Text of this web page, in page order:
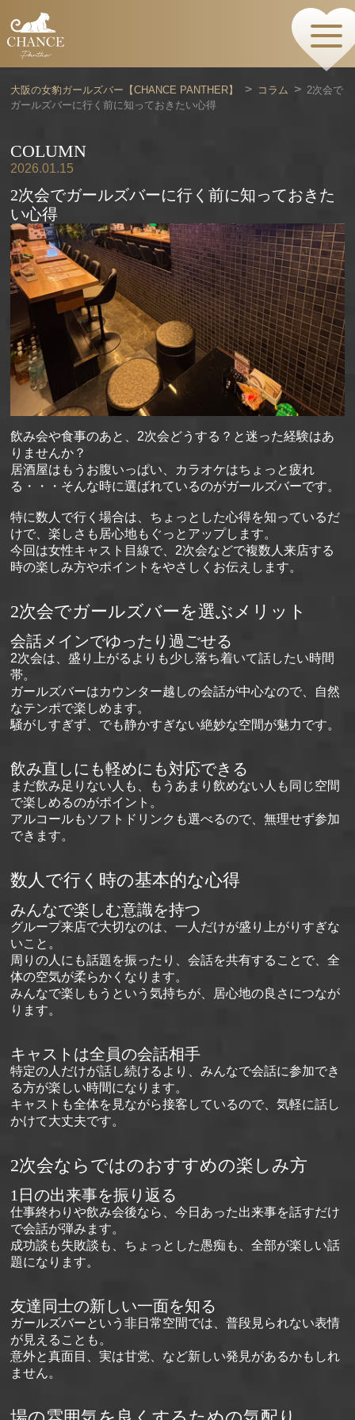
コンセプト
GIRLS
MENU
メニュー・料金
EVENTS
イベント情報
SHOP
店舗情報・よくある質問
VISITORS TO JAPAN
外国人観光客向け
RECRUIT
採用情報
大阪の女豹ガールズバー【CHANCE PANTHER】 コラム
2次会で
ガールズバーに行く前に知っておきたい心得
COLUMN
2026.01.15
2次会でガールズバーに行く前に知っておきた
い心得
飲み会や食事のあと、2次会どうする？と迷った経験はあ
りませんか？
居酒屋はもうお腹いっぱい、カラオケはちょっと疲れ
る・・・そんな時に選ばれているのがガールズバーです。
特に数人で行く場合は、ちょっとした心得を知っているだ
けで、楽しさも居心地もぐっとアップします。
今回は女性キャスト目線で、2次会などで複数人来店する
時の楽しみ方やポイントをやさしくお伝えします。
2次会でガールズバーを選ぶメリット
会話メインでゆったり過ごせる
2次会は、盛り上がるよりも少し落ち着いて話したい時間
帯。
ガールズバーはカウンター越しの会話が中心なので、自然
なテンポで楽しめます。
騒がしすぎず、でも静かすぎない絶妙な空間が魅力です。
飲み直しにも軽めにも対応できる
まだ飲み足りない人も、もうあまり飲めない人も同じ空間
で楽しめるのがポイント。
アルコールもソフトドリンクも選べるので、無理せず参加
できます。
数人で行く時の基本的な心得
みんなで楽しむ意識を持つ
グループ来店で大切なのは、一人だけが盛り上がりすぎな
いこと。
周りの人にも話題を振ったり、会話を共有することで、全
体の空気が柔らかくなります。
みんなで楽しもうという気持ちが、居心地の良さにつなが
ります。
キャストは全員の会話相手
特定の人だけが話し続けるより、みんなで会話に参加でき
る方が楽しい時間になります。
キャストも全体を見ながら接客しているので、気軽に話し
かけて大丈夫です。
2次会ならではのおすすめの楽しみ方
1日の出来事を振り返る
仕事終わりや飲み会後なら、今日あった出来事を話すだけ
で会話が弾みます。
成功談も失敗談も、ちょっとした愚痴も、全部が楽しい話
題になります。
友達同士の新しい一面を知る
ガールズバーという非日常空間では、普段見られない表情
が見えることも。
意外と真面目、実は甘党、など新しい発見があるかもしれ
ません。